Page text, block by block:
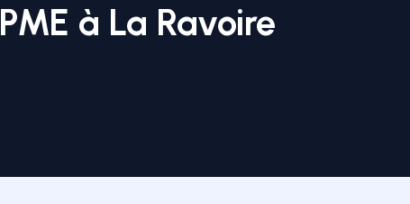
à La Ravoire